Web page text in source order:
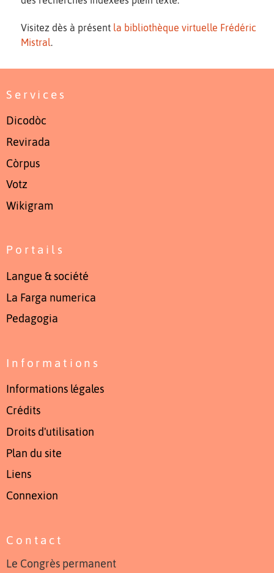
Visitez dès à présent la bibliothèque virtuelle Frédéric
Mistral.
Services
Dicodòc
Revirada
Còrpus
Votz
Wikigram
Portails
Langue & société
La Farga numerica
Pedagogia
Informations
Informations légales
Crédits
Droits d'utilisation
Plan du site
Liens
Connexion
Contact
Le Congrès permanent